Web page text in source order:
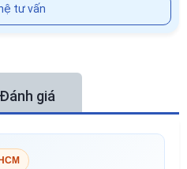
tư vấn
Đánh giá